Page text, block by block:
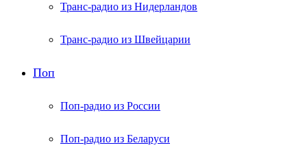
Транс-радио из Нидерландов
Транс-радио из Швейцарии
Поп
Поп-радио из России
Поп-радио из Беларуси